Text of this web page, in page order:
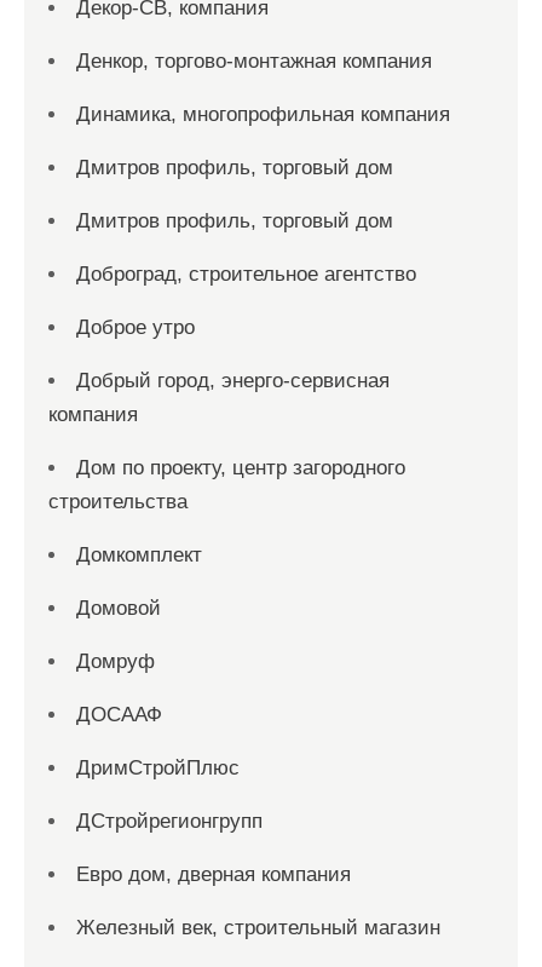
Декор-СВ, компания
Денкор, торгово-монтажная компания
Динамика, многопрофильная компания
Дмитров профиль, торговый дом
Дмитров профиль, торговый дом
Доброград, строительное агентство
Доброе утро
Добрый город, энерго-сервисная
компания
Дом по проекту, центр загородного
строительства
Домкомплект
Домовой
Домруф
ДОСААФ
ДримСтройПлюс
ДСтройрегионгрупп
Евро дом, дверная компания
Железный век, строительный магазин